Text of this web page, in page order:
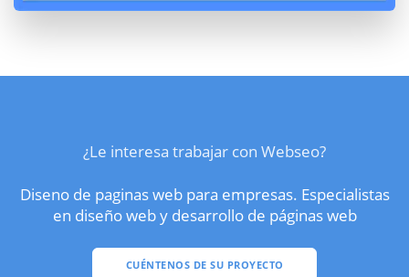
¿Le interesa trabajar con Webseo?
Diseno de paginas web para empresas. Especialistas
en diseño web y desarrollo de páginas web
CUÉNTENOS DE SU PROYECTO